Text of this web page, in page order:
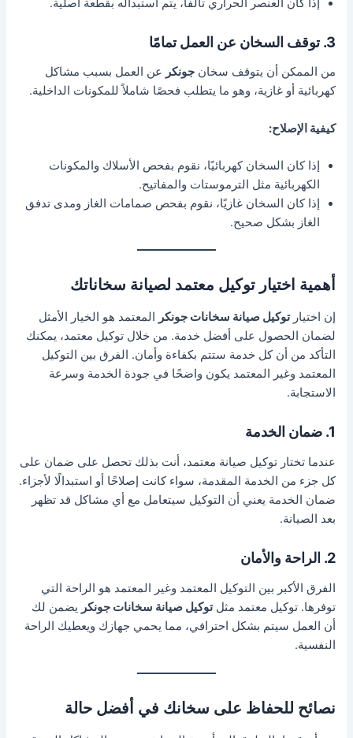
3. توقف السخان عن العمل تمامًا
من الممكن أن يتوقف سخانجونكر عن العمل بسبب مشاكل
كهربائية أو غازية، وهو ما يتطلب فحصًا شاملاً للمكونات الداخلية.
كيفية الإصلاح:
إذا كان السخان كهربائيًا، نقوم بفحص الأسلاك والمكونات
الكهربائية مثل الترموستات والمفاتيح.
إذا كان السخان غازيًا، نقوم بفحص صمامات الغاز ومدى تدفق
الغاز بشكل صحيح.
أهمية اختيار توكيل معتمد لصيانة سخاناتك
إن اختيارتوكيل صيانة سخانات جونكر المعتمد هو الخيار الأمثل
لضمان الحصول على أفضل خدمة. من خلال توكيل معتمد، يمكنك
التأكد من أن كل خدمة ستتم بكفاءة وأمان. الفرق بين التوكيل
المعتمد وغير المعتمد يكون واضحًا في جودة الخدمة وسرعة
الاستجابة.
1. ضمان الخدمة
عندما تختار توكيل صيانة معتمد، أنت بذلك تحصل على ضمان على
كل جزء من الخدمة المقدمة، سواء كانت إصلاحًا أو استبدالًا لأجزاء.
ضمان الخدمة يعني أن التوكيل سيتعامل مع أي مشاكل قد تظهر
بعد الصيانة.
2. الراحة والأمان
الفرق الأكبر بين التوكيل المعتمد وغير المعتمد هو الراحة التي
توفرها. توكيل معتمد مثلتوكيل صيانة سخانات جونكر يضمن لك
أن العمل سيتم بشكل احترافي، مما يحمي جهازك ويعطيك الراحة
النفسية.
نصائح للحفاظ على سخانك في أفضل حالة